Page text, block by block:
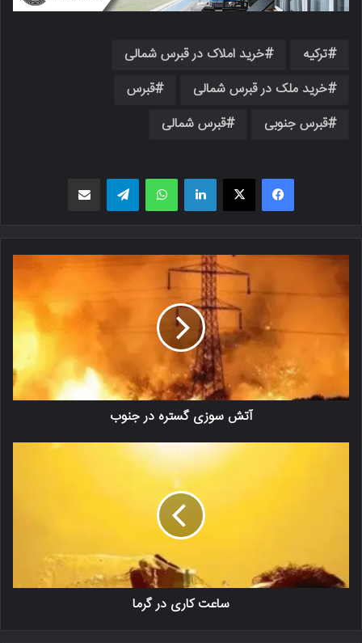
ترکیه
خرید املاک در قبرس شمالی
خرید ملک در قبرس شمالی
قبرس
قبرس جنوبی
قبرس شمالی
فیسبوک X لینکدین واتس اپ
آتش سوزی گستره در جنوب
ساعت کاری در گرما